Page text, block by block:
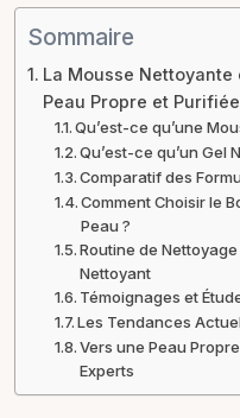
Sommaire
La Mousse Nettoyante
Peau Propre et Purifiée
Qu’est-ce qu’une
Qu’est-ce qu’un Gel
Comparatif des
Comment Choisir le
Peau ?
Routine de
Nettoyant
Témoignages et
Les Tendances
Vers une Peau
Experts